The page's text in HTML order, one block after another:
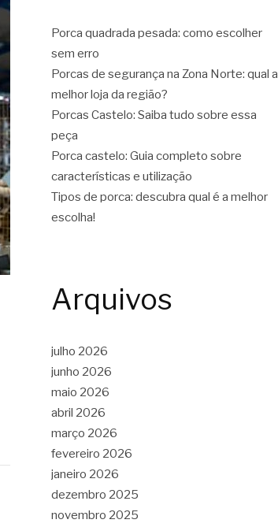
Porca quadrada pesada: como escolher
sem erro
Porcas de segurança na Zona Norte: qual a
melhor loja da região?
Porcas Castelo: Saiba tudo sobre essa
peça
Porca castelo: Guia completo sobre
características e utilização
Tipos de porca: descubra qual é a melhor
escolha!
Arquivos
julho 2026
junho 2026
maio 2026
abril 2026
março 2026
fevereiro 2026
janeiro 2026
dezembro 2025
novembro 2025